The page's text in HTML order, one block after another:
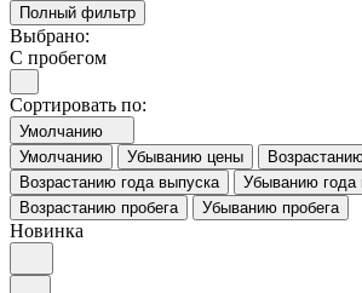
Полный фильтр
Выбрано:
С пробегом
Сортировать по:
Умолчанию
Умолчанию
Убыванию цены
Возрастанию года выпуска
Убыванию года
Возрастанию пробега
Убыванию пробега
Новинка